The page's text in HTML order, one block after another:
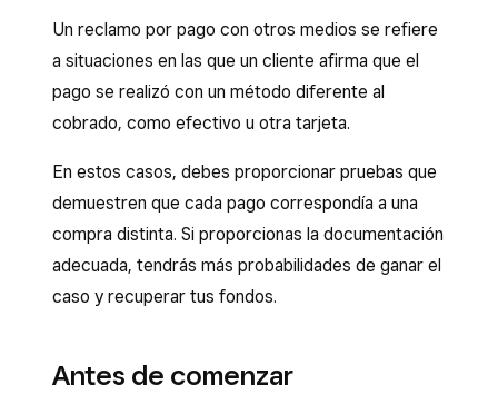
Un reclamo por pago con otros medios se refiere
a situaciones en las que un cliente afirma que el
pago se realizó con un método diferente al
cobrado, como efectivo u otra tarjeta.
En estos casos, debes proporcionar pruebas que
demuestren que cada pago correspondía a una
compra distinta. Si proporcionas la documentación
adecuada, tendrás más probabilidades de ganar el
caso y recuperar tus fondos.
Antes de comenzar